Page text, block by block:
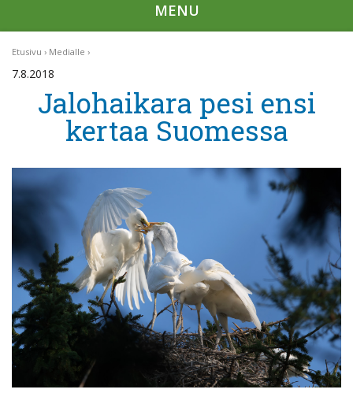
MENU
Etusivu Medialle
7.8.2018
Jalohaikara pesi ensi
kertaa Suomessa